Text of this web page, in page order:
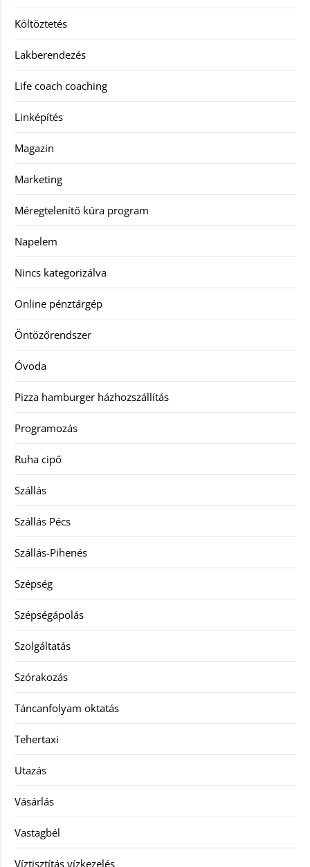
Költöztetés
Lakberendezés
Life coach coaching
Linképítés
Magazin
Marketing
Méregtelenítő kúra program
Napelem
Nincs kategorizálva
Online pénztárgép
Öntözőrendszer
Óvoda
Pizza hamburger házhozszállítás
Programozás
Ruha cipő
Szállás
Szállás Pécs
Szállás-Pihenés
Szépség
Szépségápolás
Szolgáltatás
Szórakozás
Táncanfolyam oktatás
Tehertaxi
Utazás
Vásárlás
Vastagbél
Víztisztítás vízkezelés